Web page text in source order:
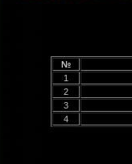
№
1
2
3
4